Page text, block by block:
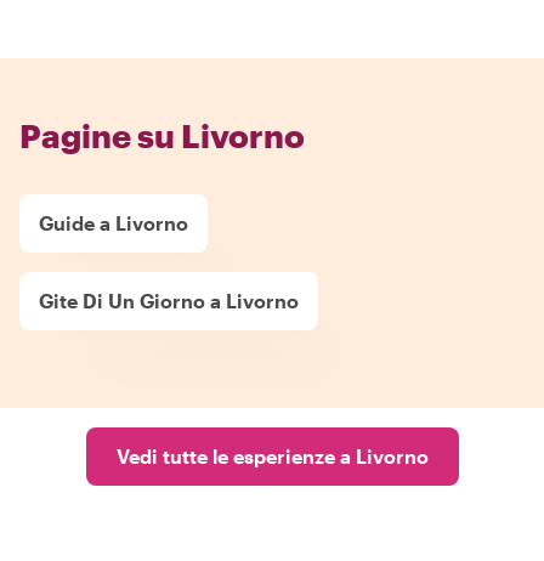
Pagine su Livorno
Guide a Livorno
Gite Di Un Giorno a Livorno
Vedi tutte le esperienze a Livorno